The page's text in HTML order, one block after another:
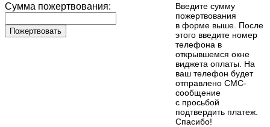
Сумма пожертвования:
Пожертвовать
Введите сумму
пожертвования
в форме выше. После
этого введите номер
телефона в
открывшемся окне
виджета оплаты. На
ваш телефон будет
отправлено СМС-
сообщение
с просьбой
подтвердить платеж.
Cпасибо!